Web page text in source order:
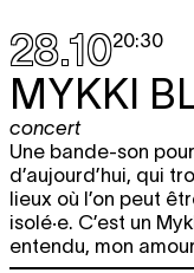
28.1020:30
MYKKI
concert
Une bande-son
d’aujourd’hui, qui
lieux où l’on peut
isolé·e. C’est un
entendu, mon